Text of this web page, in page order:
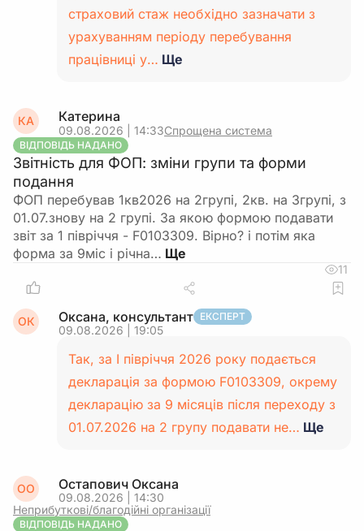
страховий стаж необхідно зазначати з
урахуванням періоду перебування
працівниці у… Ще
КА Катерина
09.08.2026 | 14:33Спрощена система
ВІДПОВІДЬ НАДАНО
Звітність для ФОП: зміни групи та форми
подання
ФОП перебував 1кв2026 на 2групі, 2кв. на 3групі, з
01.07.знову на 2 групі. За якою формою подавати
звіт за 1 півріччя - F0103309. Вірно? і потім яка
форма за 9міс і річна…
11
ОК Оксана, консультант ЕКСПЕРТ
09.08.2026 | 19:05
Так, за І півріччя 2026 року подається
декларація за формою F0103309, окрему
декларацію за 9 місяців після переходу з
01.07.2026 на 2 групу подавати не… Ще
ОО Остапович Оксана
09.08.2026 | 14:30
Неприбуткові/благодійні організації
ВІДПОВІДЬ НАДАНО